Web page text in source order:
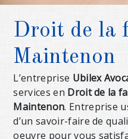
Droit de la
Maintenon
L’entreprise Ubilex
services en Droit de la
Maintenon. Entreprise
d’un savoir-faire de
oeuvre pour vous